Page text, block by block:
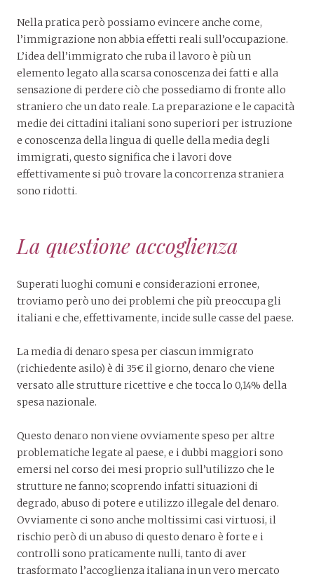
Nella pratica però possiamo evincere anche come,
l’immigrazione non abbia effetti reali sull’occupazione.
L’idea dell’immigrato che ruba il lavoro è più un
elemento legato alla scarsa conoscenza dei fatti e alla
sensazione di perdere ciò che possediamo di fronte allo
straniero che un dato reale. La preparazione e le capacità
medie dei cittadini italiani sono superiori per istruzione
e conoscenza della lingua di quelle della media degli
immigrati, questo significa che i lavori dove
effettivamente si può trovare la concorrenza straniera
sono ridotti.
La questione accoglienza
Superati luoghi comuni e considerazioni erronee,
troviamo però uno dei problemi che più preoccupa gli
italiani e che, effettivamente, incide sulle casse del paese.
La media di denaro spesa per ciascun immigrato
(richiedente asilo) è di 35€ il giorno, denaro che viene
versato alle strutture ricettive e che tocca lo 0,14% della
spesa nazionale.
Questo denaro non viene ovviamente speso per altre
problematiche legate al paese, e i dubbi maggiori sono
emersi nel corso dei mesi proprio sull’utilizzo che le
strutture ne fanno; scoprendo infatti situazioni di
degrado, abuso di potere e utilizzo illegale del denaro.
Ovviamente ci sono anche moltissimi casi virtuosi, il
rischio però di un abuso di questo denaro è forte e i
controlli sono praticamente nulli, tanto di aver
trasformato l’accoglienza italiana in un vero mercato